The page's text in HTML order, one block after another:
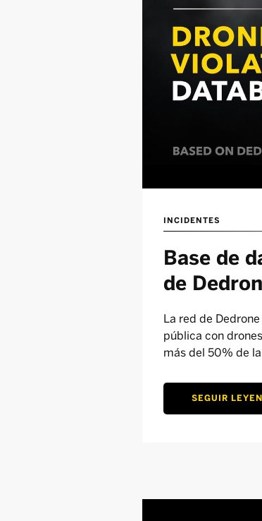
INCIDENTES
Base de
de
La red de
pública con
más del 50% de
SEGUIR